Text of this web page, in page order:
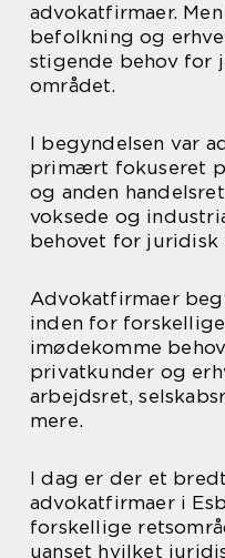
advokatfirmaer.
befolkning og
stigende behov for
området.
I begyndelsen var
primært fokuseret
og anden
voksede og
behovet for juridisk
Advokatfirmaer
inden for
imødekomme
privatkunder og
arbejdsret,
mere.
I dag er der et
advokatfirmaer i
forskellige
uanset hvilket